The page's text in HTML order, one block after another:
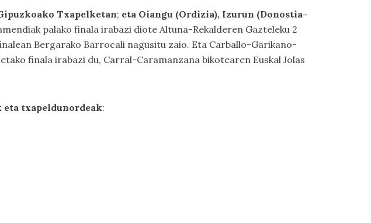
Txapelketan; eta Oiangu (Ordizia), Izurun (Donostia-
palako finala irabazi diote Altuna-Rekalderen Gazteleku 2
Bergarako Barrocali nagusitu zaio. Eta Carballo-Garikano-
finala irabazi du, Carral-Caramanzana bikotearen Euskal Jolas
txapeldunordeak: